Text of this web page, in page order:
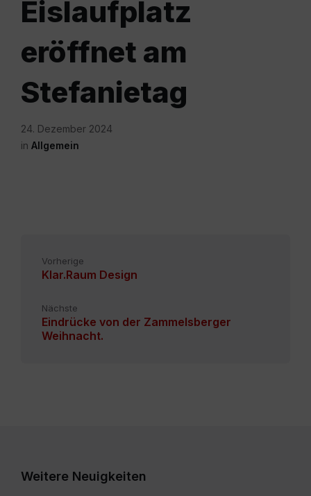
Eislaufplatz
eröffnet am
Stefanietag
24. Dezember 2024
in Allgemein
Vorherige
Klar.Raum Design
Nächste
Eindrücke von der Zammelsberger
Weihnacht.
Weitere Neuigkeiten